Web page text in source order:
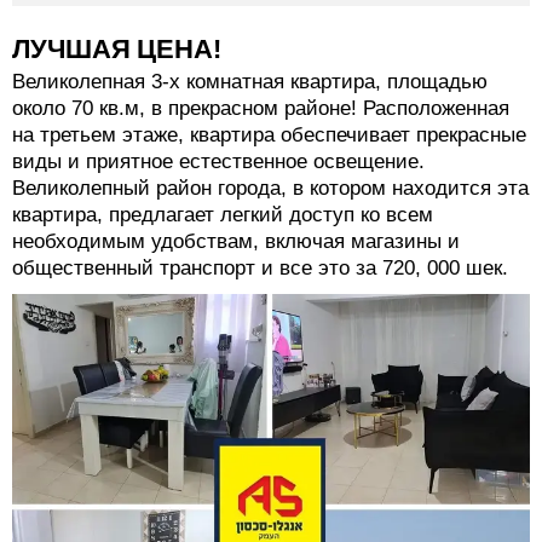
ЛУЧШАЯ ЦЕНА!
Великолепная 3-х комнатная квартира, площадью
около 70 кв.м, в прекрасном районе! Расположенная
на третьем этаже, квартира обеспечивает прекрасные
виды и приятное естественное освещение.
Великолепный район города, в котором находится эта
квартира, предлагает легкий доступ ко всем
необходимым удобствам, включая магазины и
общественный транспорт и все это за 720, 000 шек.